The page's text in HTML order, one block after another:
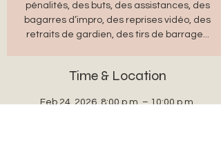
pénalités, des buts, des assistances, des
bagarres d’impro, des reprises vidéo, des
retraits de gardien, des tirs de barrage...
Time & Location
Feb 24, 2026, 8:00 p.m. – 10:00 p.m.